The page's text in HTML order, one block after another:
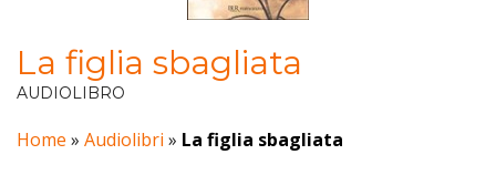
La figlia sbagliata
AUDIOLIBRO
Home » Audiolibri » La figlia sbagliata